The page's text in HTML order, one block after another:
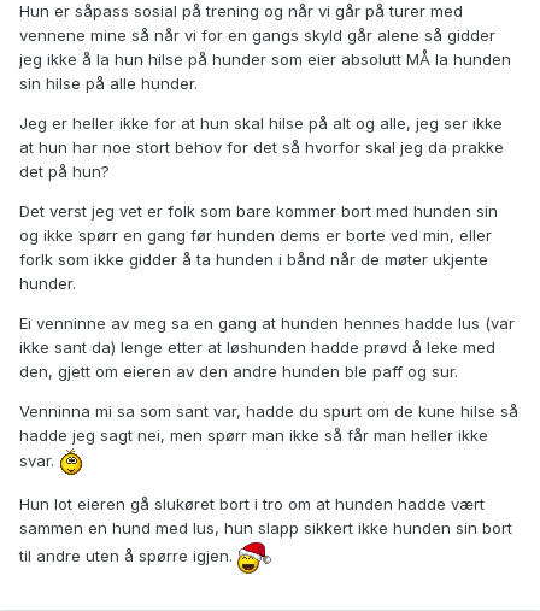
Hun er såpass sosial på trening og når vi går på turer med
vennene mine så når vi for en gangs skyld går alene så gidder
jeg ikke å la hun hilse på hunder som eier absolutt MÅ la hunden
sin hilse på alle hunder.
Jeg er heller ikke for at hun skal hilse på alt og alle, jeg ser ikke
at hun har noe stort behov for det så hvorfor skal jeg da prakke
det på hun?
Det verst jeg vet er folk som bare kommer bort med hunden sin
og ikke spørr en gang før hunden dems er borte ved min, eller
forlk som ikke gidder å ta hunden i bånd når de møter ukjente
hunder.
Ei venninne av meg sa en gang at hunden hennes hadde lus (var
ikke sant da) lenge etter at løshunden hadde prøvd å leke med
den, gjett om eieren av den andre hunden ble paff og sur.
Venninna mi sa som sant var, hadde du spurt om de kune hilse så
hadde jeg sagt nei, men spørr man ikke så får man heller ikke
svar.
Hun lot eieren gå slukøret bort i tro om at hunden hadde vært
sammen en hund med lus, hun slapp sikkert ikke hunden sin bort
til andre uten å spørre igjen.